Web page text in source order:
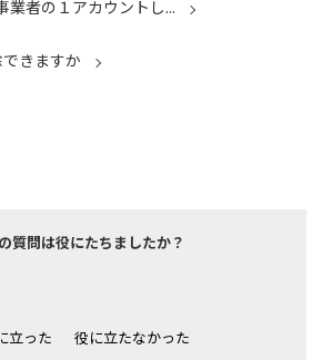
業者の１アカウントし...
きますか
質問は役にたちましたか？
立った 役に立たなかった